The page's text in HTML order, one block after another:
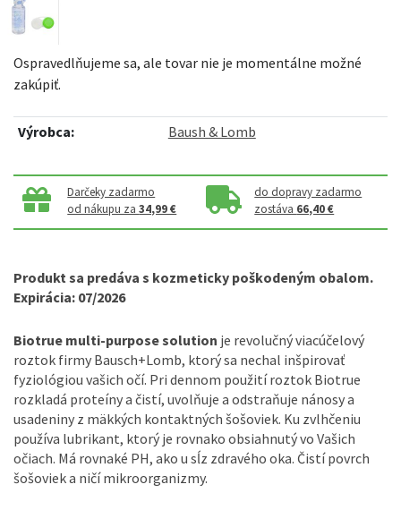
Ospravedlňujeme sa, ale tovar nie je momentálne možné
zakúpiť.
Výrobca: Baush & Lomb
Darčeky zadarmo
od nákupu za34,99 €
do dopravy zadarmo
zostáva 66,40 €
Produkt sa predáva s kozmeticky poškodeným obalom.
Expirácia: 07/2026
Biotrue multi-purpose solution je revolučný viacúčelový
roztok firmy Bausch+Lomb, ktorý sa nechal inšpirovať
fyziológiou vašich očí. Pri dennom použití roztok Biotrue
rozkladá proteíny a čistí, uvolňuje a odstraňuje nánosy a
usadeniny z mäkkých kontaktných šošoviek. Ku zvlhčeniu
používa lubrikant, ktorý je rovnako obsiahnutý vo Vašich
očiach. Má rovnaké PH, ako u sĺz zdravého oka. Čistí povrch
šošoviek a ničí mikroorganizmy.